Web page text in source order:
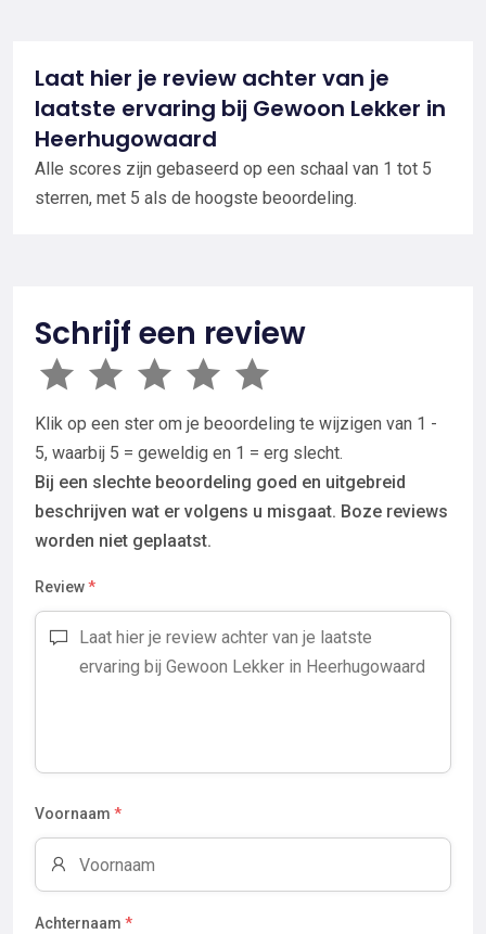
Laat hier je review achter van je
laatste ervaring bij Gewoon Lekker in
Heerhugowaard
Alle scores zijn gebaseerd op een schaal van 1 tot 5
sterren, met 5 als de hoogste beoordeling.
Schrijf een review
Klik op een ster om je beoordeling te wijzigen van 1 -
5, waarbij 5 = geweldig en 1 = erg slecht.
Bij een slechte beoordeling goed en uitgebreid
beschrijven wat er volgens u misgaat. Boze reviews
worden niet geplaatst.
Review*
Voornaam *
Achternaam *